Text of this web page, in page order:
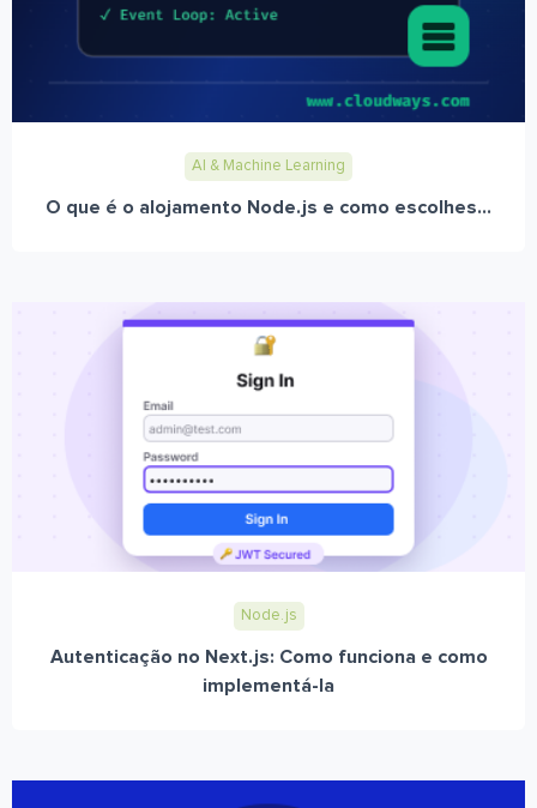
AI & Machine Learning
O que é o alojamento Node.js e como escolhes...
Node.js
Autenticação no Next.js: Como funciona e como
implementá-la